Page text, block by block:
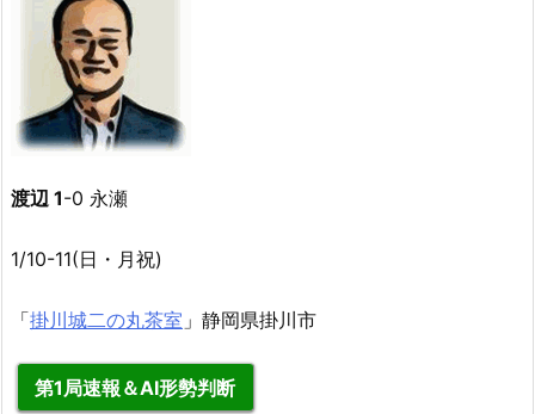
渡辺 1-0 永瀬
1/10-11(日・月祝)
「掛川城二の丸茶室 」 静岡県掛川市
第1局速報＆AI形勢判断